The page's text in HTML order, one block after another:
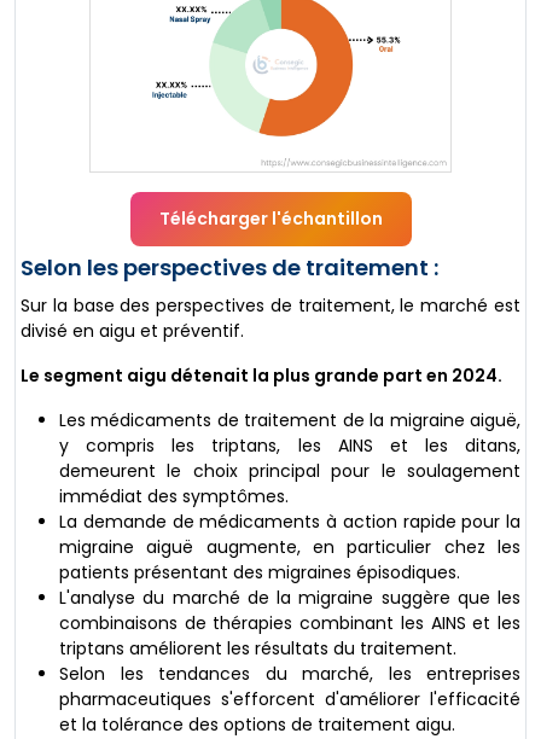
Télécharger l'échantillon
Selon les perspectives de traitement :
Sur la base des perspectives de traitement, le marché est
divisé en aigu et préventif.
Le segment aigu détenait la plus grande part en 2024.
Les médicaments de traitement de la migraine aiguë,
y compris les triptans, les AINS et les ditans,
demeurent le choix principal pour le soulagement
immédiat des symptômes.
La demande de médicaments à action rapide pour la
migraine aiguë augmente, en particulier chez les
patients présentant des migraines épisodiques.
L'analyse du marché de la migraine suggère que les
combinaisons de thérapies combinant les AINS et les
triptans améliorent les résultats du traitement.
Selon les tendances du marché, les entreprises
pharmaceutiques s'efforcent d'améliorer l'efficacité
et la tolérance des options de traitement aigu.